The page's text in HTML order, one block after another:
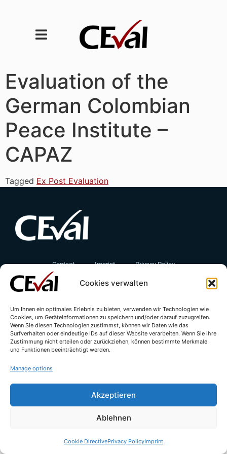
Cookies verwalten
Um Ihnen ein optimales Erlebnis zu bieten, verwenden wir Technologien wie
Cookies, um Geräteinformationen zu speichern und/oder darauf zuzugreifen.
Wenn Sie diesen Technologien zustimmst, können wir Daten wie das
Surfverhalten oder eindeutige IDs auf dieser Website verarbeiten. Wenn Sie ihre
Zustimmung nicht erteilen oder zurückziehen, können bestimmte Merkmale
und Funktionen beeinträchtigt werden.
Manage options
Akzeptieren
Ablehnen
Cookie DirectivePrivacy PolicyImprint
Evaluation of the
German Colombian
Peace Institute –
CAPAZ
Tagged Ex Post Evaluation
Contact Imprint Privacy Policy
Cookie Directive (EU)